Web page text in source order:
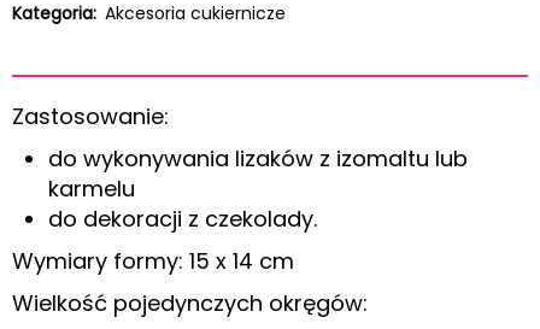
Kategoria: Akcesoria cukiernicze
Zastosowanie:
do wykonywania lizaków z izomaltu lub
karmelu
do dekoracji z czekolady.
Wymiary formy: 15 x 14 cm
Wielkość pojedynczych okręgów: